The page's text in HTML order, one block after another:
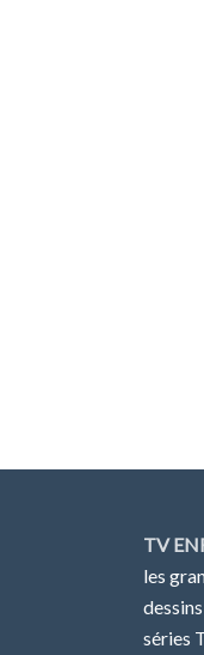
TV
les
séries